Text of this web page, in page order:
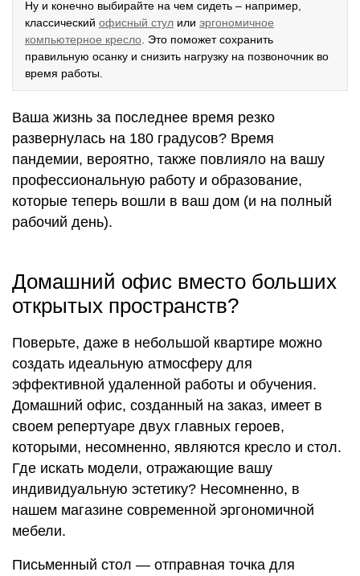
Ну и конечно выбирайте на чем сидеть – например,
классический офисный стул или эргономичное
компьютерное кресло . Это поможет сохранить
правильную осанку и снизить нагрузку на позвоночник во
время работы.
Ваша жизнь за последнее время резко
развернулась на 180 градусов? Время
пандемии, вероятно, также повлияло на вашу
профессиональную работу и образование,
которые теперь вошли в ваш дом (и на полный
рабочий день).
Домашний офис вместо больших
открытых пространств?
Поверьте, даже в небольшой квартире можно
создать идеальную атмосферу для
эффективной удаленной работы и обучения.
Домашний офис, созданный на заказ, имеет в
своем репертуаре двух главных героев,
которыми, несомненно, являются кресло и стол.
Где искать модели, отражающие вашу
индивидуальную эстетику? Несомненно, в
нашем магазине современной эргономичной
мебели.
Письменный стол — отправная точка для